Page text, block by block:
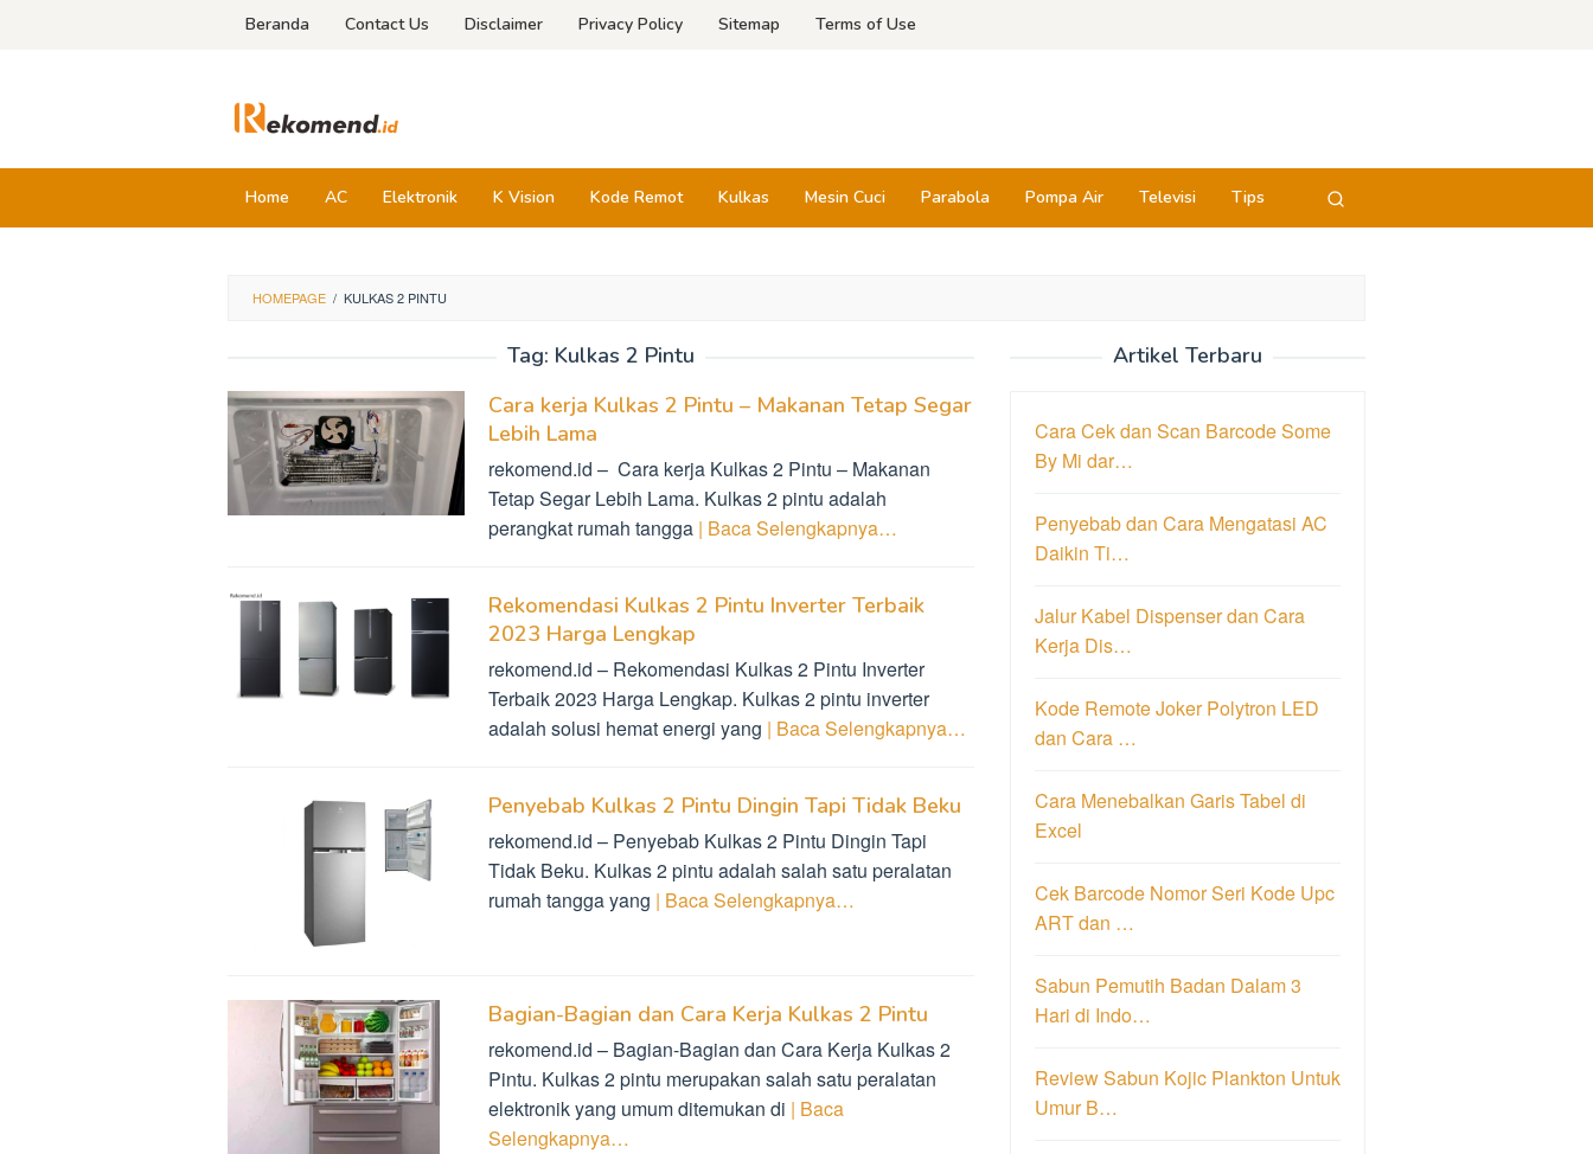
Beranda Contact Us Disclaimer Privacy Policy Sitemap Terms of Use
Home AC Elektronik K Vision Kode Remot Kulkas Mesin Cuci Parabola Pompa Air Televisi Tips
HOMEPAGE / KULKAS 2 PINTU
Tag: Kulkas 2 Pintu
Cara kerja Kulkas 2 Pintu – Makanan Tetap Segar
Lebih Lama
rekomend.id – Cara kerja Kulkas 2 Pintu – Makanan
Tetap Segar Lebih Lama. Kulkas 2 pintu adalah
perangkat rumah tangga | Baca Selengkapnya…
Rekomendasi Kulkas 2 Pintu Inverter Terbaik
2023 Harga Lengkap
rekomend.id – Rekomendasi Kulkas 2 Pintu Inverter
Terbaik 2023 Harga Lengkap. Kulkas 2 pintu inverter
adalah solusi hemat energi yang | Baca Selengkapnya…
Penyebab Kulkas 2 Pintu Dingin Tapi Tidak Beku
rekomend.id – Penyebab Kulkas 2 Pintu Dingin Tapi
Tidak Beku. Kulkas 2 pintu adalah salah satu peralatan
rumah tangga yang | Baca Selengkapnya…
Bagian-Bagian dan Cara Kerja Kulkas 2 Pintu
rekomend.id – Bagian-Bagian dan Cara Kerja Kulkas 2
Pintu. Kulkas 2 pintu merupakan salah satu peralatan
elektronik yang umum ditemukan di | Baca
Selengkapnya…
Artikel Terbaru
Cara Cek dan Scan Barcode Some
By Mi dar…
Penyebab dan Cara Mengatasi AC
Daikin Ti…
Jalur Kabel Dispenser dan Cara
Kerja Dis…
Kode Remote Joker Polytron LED
dan Cara …
Cara Menebalkan Garis Tabel di
Excel
Cek Barcode Nomor Seri Kode Upc
ART dan …
Sabun Pemutih Badan Dalam 3
Hari di Indo…
Review Sabun Kojic Plankton Untuk
Umur B…